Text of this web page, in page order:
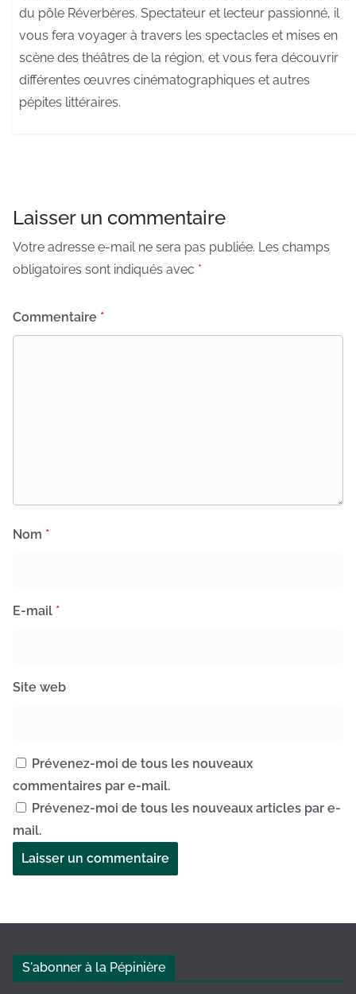
du pôle Réverbères. Spectateur et lecteur passionné, il
vous fera voyager à travers les spectacles et mises en
scène des théâtres de la région, et vous fera découvrir
différentes œuvres cinématographiques et autres
pépites littéraires.
Laisser un commentaire
Votre adresse e-mail ne sera pas publiée. Les champs
obligatoires sont indiqués avec *
Commentaire *
Nom *
E-mail *
Site web
Prévenez-moi de tous les nouveaux
commentaires par e-mail.
Prévenez-moi de tous les nouveaux articles par e-
mail.
e
S'abonner à la Pépinière